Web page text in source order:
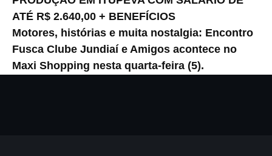
ATÉ R$ 2.640,00 + BENEFÍCIOS
Motores, histórias e muita nostalgia: Encontro
Fusca Clube Jundiaí e Amigos acontece no
Maxi Shopping nesta quarta-feira (5).